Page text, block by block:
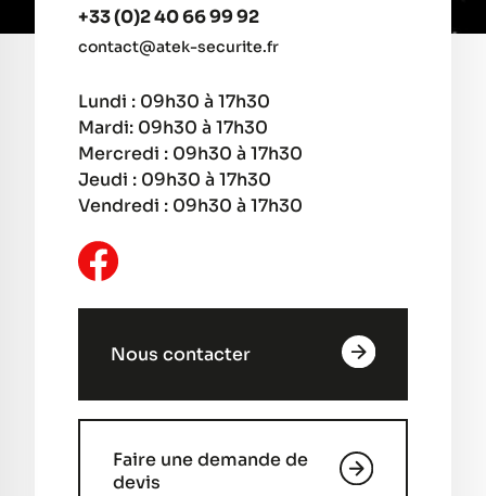
+33 (0)2 40 66 99 92
contact@atek-securite.fr
Lundi : 09h30 à 17h30
Mardi: 09h30 à 17h30
Mercredi : 09h30 à 17h30
Jeudi : 09h30 à 17h30
Vendredi : 09h30 à 17h30
Nous contacter
Faire une demande de
devis